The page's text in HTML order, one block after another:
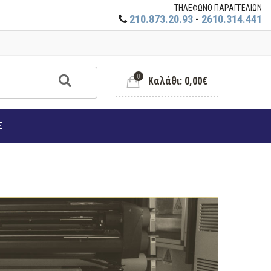
ΤΗΛΕΦΩΝΟ ΠΑΡΑΓΓΕΛΙΩΝ
210.873.20.93 - 2610.314.441
0 Καλάθι: 0,00€